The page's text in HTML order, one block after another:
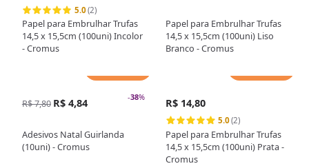
5.0(2)
Papel para Embrulhar Trufas
14,5 x 15,5cm (100uni) Incolor
- Cromus
Papel para Embrulhar Trufas
14,5 x 15,5cm (100uni) Liso
Branco - Cromus
-38%
R$ 7,80 R$ 4,84
Adesivos Natal Guirlanda
(10uni) - Cromus
R$ 14,80
5.0(2)
Papel para Embrulhar Trufas
14,5 x 15,5cm (100uni) Prata -
Cromus